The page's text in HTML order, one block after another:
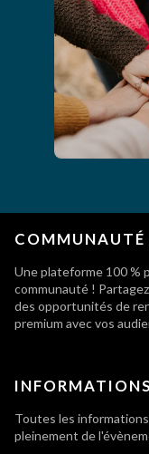
Une plateforme 100 %
communauté !
des opportunités de
premium avec vos
Toutes les
pleinement de